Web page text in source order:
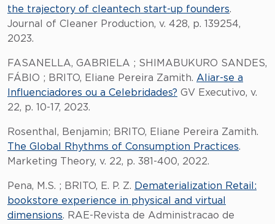
the trajectory of cleantech start-up founders.
Journal of Cleaner Production, v. 428, p. 139254,
2023.
FASANELLA, GABRIELA ; SHIMABUKURO SANDES,
FÁBIO ; BRITO, Eliane Pereira Zamith. Aliar-se a
Influenciadores ou a Celebridades? GV Executivo, v.
22, p. 10-17, 2023.
Rosenthal, Benjamin; BRITO, Eliane Pereira Zamith.
The Global Rhythms of Consumption Practices.
Marketing Theory, v. 22, p. 381-400, 2022.
Pena, M.S. ; BRITO, E. P. Z. Dematerialization Retail:
bookstore experience in physical and virtual
dimensions. RAE-Revista de Administracao de